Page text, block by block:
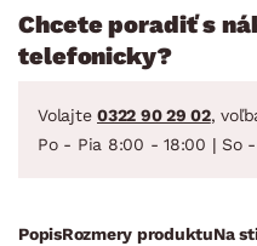
Chcete poradiť s
telefonicky?
Volajte 0322 90 29 02,
Po - Pia 8:00 - 18:00 | So
PopisRozmery produktuNa